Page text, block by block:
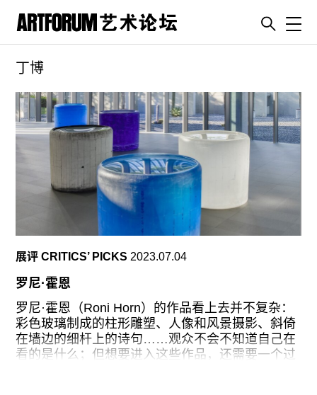
artguide
新闻
展评
视频
订阅
往期内容
丁博
展评 CRITICS’ PICKS 2023.07.04
罗尼·霍恩
罗尼·霍恩（Roni Horn）的作品看上去并不复杂：
彩色玻璃制成的柱形雕塑、人像和风景摄影、斜倚
在墙边的细杆上的诗句……观众不会不知道自己在
看的是什么；但想要进入这些作品，还需要一个过